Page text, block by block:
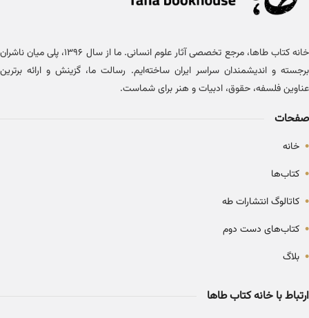
خانه کتاب طاها، مرجع تخصصی آثار علوم انسانی. ما از سال ۱۳۹۶، پلی میان ناشران
برجسته و اندیشمندان سراسر ایران ساخته‌ایم. رسالت ما، گزینش و ارائه برترین
عناوین فلسفه، حقوق، ادبیات و هنر برای شماست.
صفحات
• خانه
• کتاب‌ها
• کاتالوگ انتشارات طه
• کتاب‌های دست دوم
• بلاگ
ارتباط با خانه کتاب طاها